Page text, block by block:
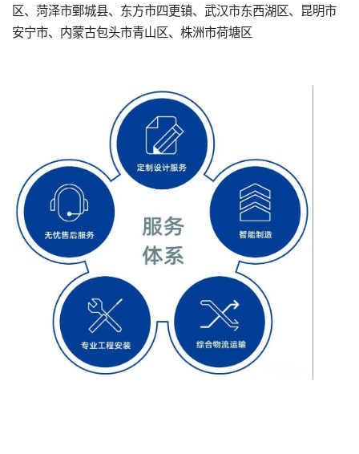
区、菏泽市鄄城县、东方市四更镇、武汉市东西湖区、昆明市
安宁市、内蒙古包头市青山区、株洲市荷塘区